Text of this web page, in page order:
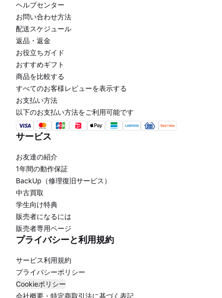
ヘルプセンター
お問い合わせ方法
配送スケジュール
返品・返金
お役立ちガイド
おすすめギフト
商品を比較する
すべてのお客様レビューを表示する
お支払い方法
以下のお支払い方法をご利用可能です
サービス
お友達の紹介
1年間の動作保証
BackUp（修理復旧サービス）
中古買取
学生向け特典
販売者になるには
販売者専用ページ
プライバシーと利用規約
サービス利用規約
プライバシーポリシー
Cookieポリシー
会社概要・特定商取引法に基づく表記